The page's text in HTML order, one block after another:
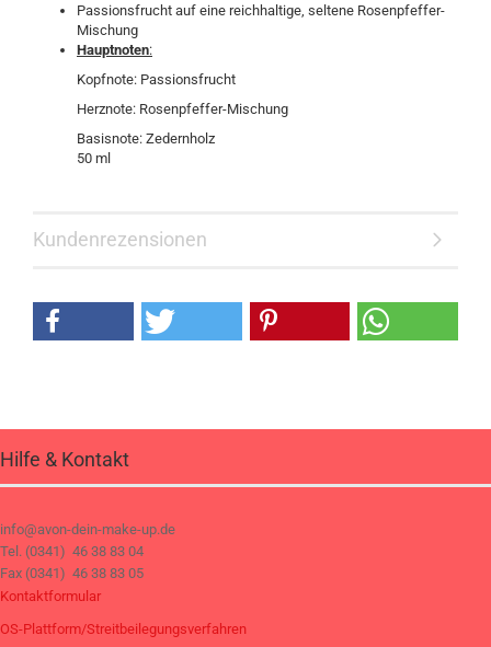
Passionsfrucht auf eine reichhaltige, seltene Rosenpfeffer-
Mischung
Hauptnoten:
Kopfnote: Passionsfrucht
Herznote: Rosenpfeffer-Mischung
Basisnote: Zedernholz
50 ml
Kundenrezensionen
Hilfe & Kontakt
info@avon-dein-make-up.de
Tel. (0341) 46 38 83 04
Fax (0341) 46 38 83 05
Kontaktformular
OS-Plattform/Streitbeilegungsverfahren